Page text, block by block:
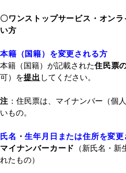
〇ワンストップサービス・オン
い方
本籍（国籍）を変更される方
本籍（国籍）が記載された住民票
可）を提出 してください。
注 ：住民票は、マイナンバー（個
いもの。
氏名 ・生年月日または住所を変更
マイナンバーカード
（新氏名・
れたもの）